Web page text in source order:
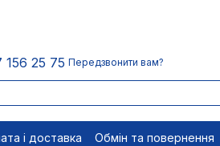
156 25 75 Передзвонити вам?
і доставка Обмін та повернення